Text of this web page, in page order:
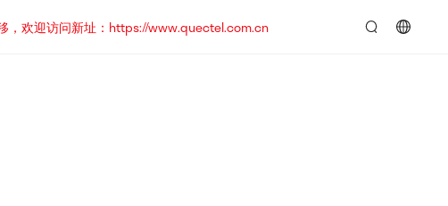
，欢迎访问新址：https://www.quectel.com.cn